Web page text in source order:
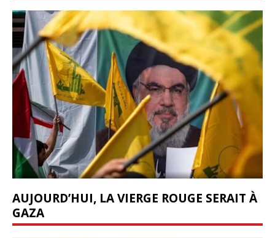
AUJOURD’HUI, LA VIERGE ROUGE SERAIT À
GAZA